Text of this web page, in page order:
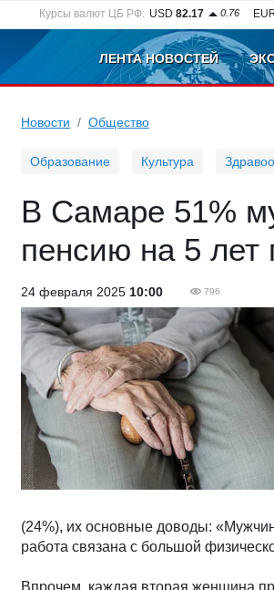
Курсы валют ЦБ РФ: USD 82.17 0.76
ЛЕНТА НОВОСТЕЙ
Новости Общество
Образование Культура
В Самаре 51%
пенсию на 5
24 февраля 2025 10:00 796
(24%), их основные доводы:
работа связана с большой
Впрочем, каждая вторая женщина